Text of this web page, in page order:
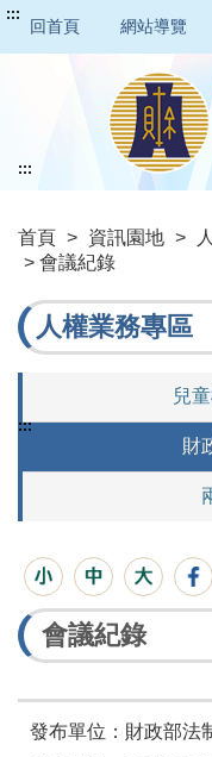
:::
回首頁 網站導覽
首頁 > 資訊園地 >
> 會議紀錄
:::
人權業務專區
兒
財
:::
會議紀錄
發布單位：財政部法